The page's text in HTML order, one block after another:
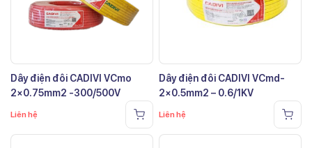
Dây điện đôi CADIVI VCmo
2×0.75mm2 -300/500V
Liên hệ
Dây điện đôi CADIVI VCmd-
2×0.5mm2 – 0.6/1KV
Liên hệ